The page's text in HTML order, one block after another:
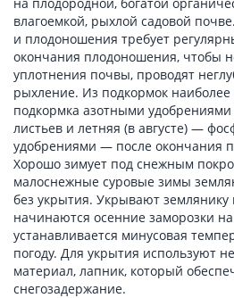
влагоемкой, рыхлой садовой
и плодоношения требует
окончания плодоношения, чтобы
уплотнения почвы, проводят
рыхление. Из подкормок наиболее
подкормка азотными
листьев и летняя (в августе) —
удобрениями — после окончания
Хорошо зимует под снежным
малоснежные суровые зимы
без укрытия. Укрывают землянику
начинаются осенние заморозки
устанавливается минусовая
погоду. Для укрытия используют
материал, лапник, который
снегозадержание.